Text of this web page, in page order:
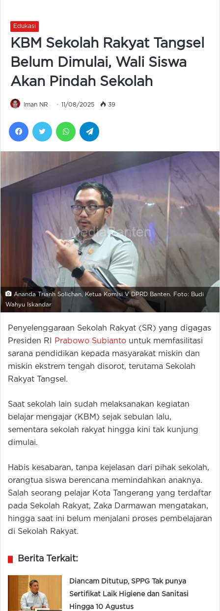
Edukasi
KBM Sekolah Rakyat Tangsel
Belum Dimulai, Wali Siswa
Akan Pindah Sekolah
Iman NR 11/08/2025 39
FacebookTwitter WhatsApp
Ananda Trianh Solichan, Ketua Komisi V DPRD Banten. Foto: Budi
Wahyu Iskandar
Penyelenggaraan Sekolah Rakyat (SR) yang digagas
Presiden RI
Prabowo Subianto untuk memfasilitasi
sarana pendidikan kepada masyarakat miskin dan
miskin ekstrem tengah disorot, terutama Sekolah
Rakyat Tangsel.
Saat sekolah lain sudah melaksanakan kegiatan
belajar mengajar (KBM) sejak sebulan lalu,
sementara sekolah rakyat hingga kini tak kunjung
dimulai.
Habis kesabaran, tanpa kejelasan dari pihak sekolah,
orangtua siswa berencana memindahkan anaknya.
Salah seorang pelajar Kota Tangerang yang terdaftar
pada Sekolah Rakyat, Zaka Darmawan mengatakan,
hingga saat ini belum menjalani proses pembelajaran
di Sekolah Rakyat.
Berita Terkait:
Diancam Ditutup, SPPG Tak punya
Sertifikat Laik Higiene dan Sanitasi
Hingga 10 Agustus